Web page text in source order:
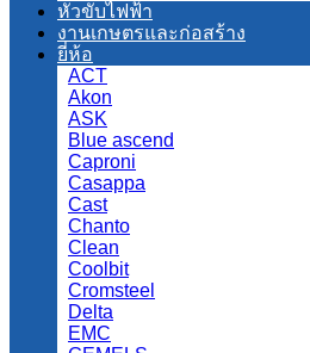
หัวขับไฟฟ้า
งานเกษตรและก่อสร้าง
ยี่ห้อ
ACT
Akon
ASK
Blue ascend
Caproni
Casappa
Cast
Chanto
Clean
Coolbit
Cromsteel
Delta
EMC